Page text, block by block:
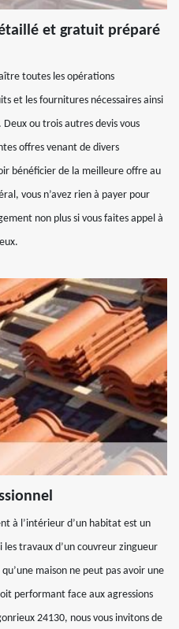
et gratuit préparé
toutes les opérations
et les fournitures nécessaires ainsi
ou trois autres devis vous
offres venant de divers
bénéficier de la meilleure offre au
vous n’avez rien à payer pour
non plus si vous faites appel à
à l’intérieur d’un habitat est un
les travaux d’un couvreur zingueur
maison ne peut pas avoir une
performant face aux agressions
24130, nous vous invitons de